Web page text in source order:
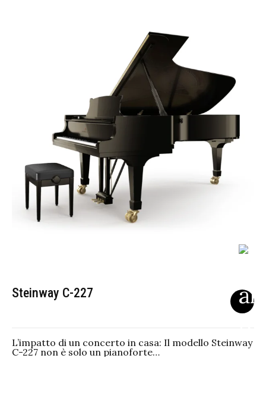
Steinway C-227
L’impatto di un concerto in casa: Il modello Steinway
C-227 non è solo un pianoforte…